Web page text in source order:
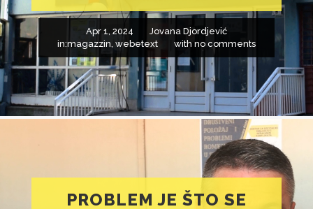
Apr 1, 2024
Jovana Djordjević
in:magazzin, webetext with no comments
PROBLEM JE ŠTO SE